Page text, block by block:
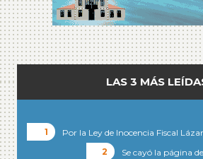
LAS 3 MÁS
Por la Ley de Inocencia Fiscal
Se cayó la página